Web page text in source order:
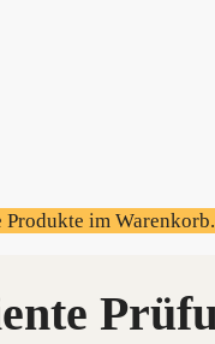
im Warenkorb.